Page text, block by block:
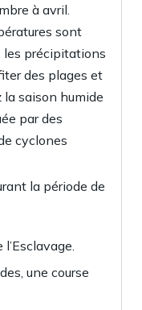
à avril.
sont
les précipitations
des plages et
la saison humide
par des
cyclones
la période de
une course